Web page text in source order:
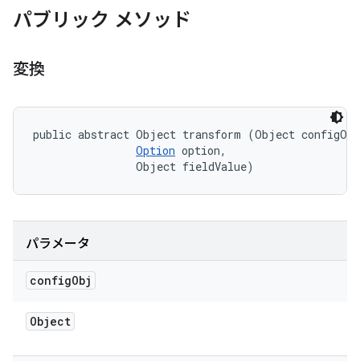
パブリック メソッド
変換
public abstract Object transform (Object
Option option,
                Object fieldValue)
パラメータ
configObj
Object